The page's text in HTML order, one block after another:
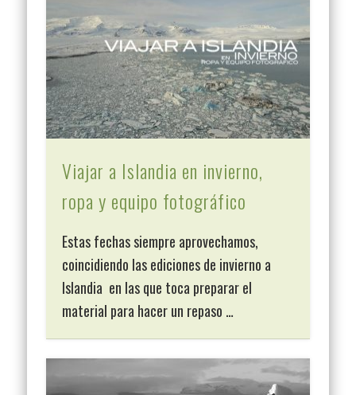
Viajar a Islandia en invierno,
ropa y equipo fotográfico
Estas fechas siempre aprovechamos,
coincidiendo las ediciones de invierno a
Islandia en las que toca preparar el
material para hacer un repaso …